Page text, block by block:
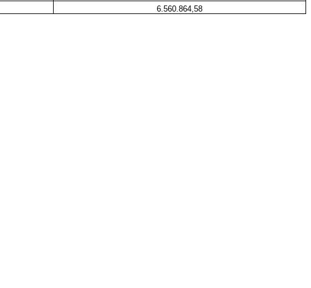
6.560.864,58